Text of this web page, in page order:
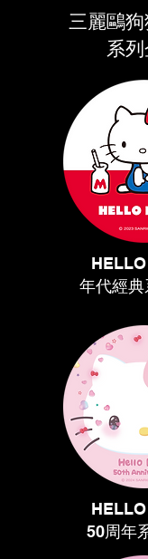
三麗鷗
系
年代經典
50周年